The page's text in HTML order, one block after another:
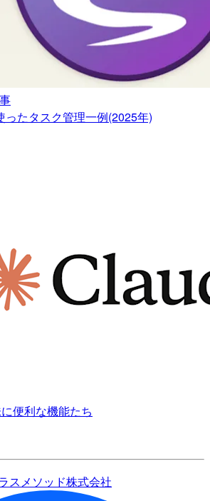
ったタスク管理一例(2025年)
便利な機能たち
スメソッド株式会社